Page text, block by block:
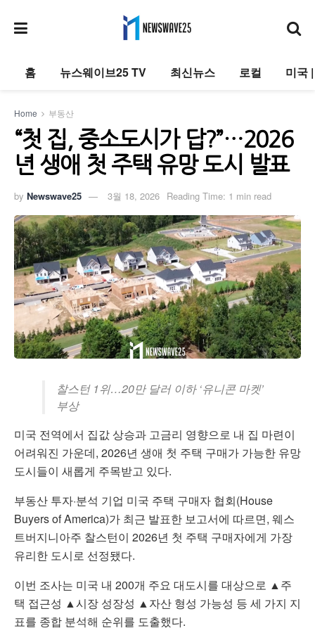
홈 뉴스웨이브25 TV 최신뉴스 로컬 미국
Home 부동산
“첫 집, 중소도시가 답?”…2026
년 생애 첫 주택 유망 도시 발표
by Newswave25 3월 18, 2026 Reading Time: 1 min read
찰스턴 1위…20만 달러 이하 ‘유니콘 마켓’
부상
미국 전역에서 집값 상승과 고금리 영향으로 내 집 마련이
어려워진 가운데, 2026년 생애 첫 주택 구매가 가능한 유망
도시들이 새롭게 주목받고 있다.
부동산 투자·분석 기업 미국 주택 구매자 협회(House
Buyers of America)가 최근 발표한 보고서에 따르면, 웨스
트버지니아주 찰스턴이 2026년 첫 주택 구매자에게 가장
유리한 도시로 선정됐다.
이번 조사는 미국 내 200개 주요 대도시를 대상으로 ▲주
택 접근성 ▲시장 성장성 ▲자산 형성 가능성 등 세 가지 지
표를 종합 분석해 순위를 도출했다.